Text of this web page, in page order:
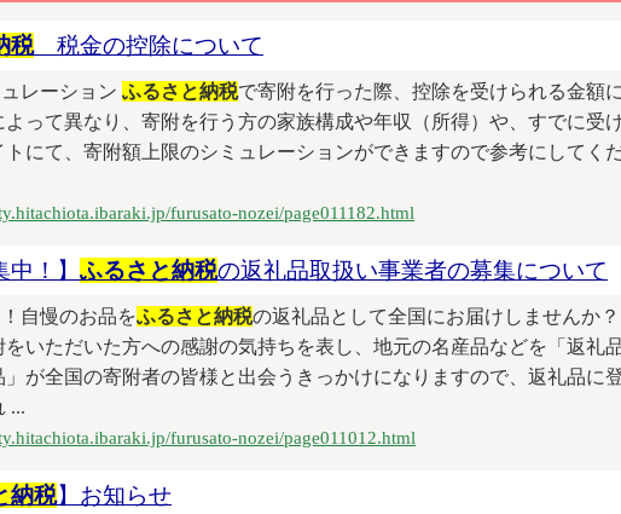
税税金の控除について
レーション ふるさと納税で寄附を行った際、控除を受けられる金額
よって異なり、寄附を行う方の家族構成や年収（所得）や、すでに受
トにて、寄附額上限のシミュレーションができますので参考にしてく
furusato-nozei/page011182.html
中！】 ふるさと納税の返礼品取扱い事業者の募集について
自慢のお品をふるさと納税の返礼品として全国にお届けしませんか？
をいただいた方への感謝の気持ちを表し、地元の名産品などを「返礼
」が全国の寄附者の皆様と出会うきっかけになりますので、返礼品
...
furusato-nozei/page011012.html
納税】お知らせ